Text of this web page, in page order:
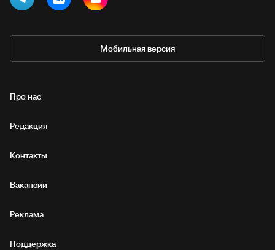
Мобильная версия
Про нас
Редакция
Контакты
Вакансии
Реклама
Поддержка